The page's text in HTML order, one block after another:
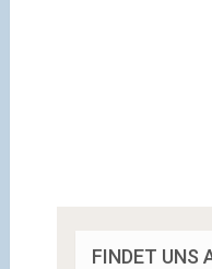
FINDET UNS